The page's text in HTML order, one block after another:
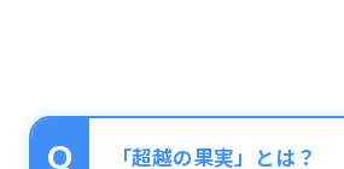
「超越の果実」とは？